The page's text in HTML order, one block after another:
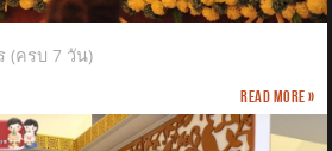
(ครบ 7 วัน)
Read more »